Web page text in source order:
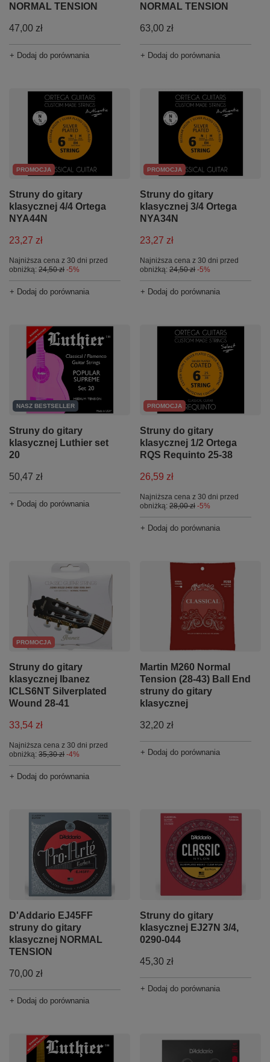
NORMAL TENSION
47,00 zł
+ Dodaj do porównania
NORMAL TENSION
63,00 zł
+ Dodaj do porównania
PROMOCJA
Struny do gitary
klasycznej 4/4 Ortega
NYA44N
23,27 zł
Najniższa cena z 30 dni przed
obniżką: 24,50 zł -5%
+ Dodaj do porównania
PROMOCJA
Struny do gitary
klasycznej 3/4 Ortega
NYA34N
23,27 zł
Najniższa cena z 30 dni przed
obniżką: 24,50 zł -5%
+ Dodaj do porównania
NASZ BESTSELLER
Struny do gitary
klasycznej Luthier set
20
50,47 zł
+ Dodaj do porównania
PROMOCJA
Struny do gitary
klasycznej 1/2 Ortega
RQS Requinto 25-38
26,59 zł
Najniższa cena z 30 dni przed
obniżką: 28,00 zł -5%
+ Dodaj do porównania
PROMOCJA
Struny do gitary
klasycznej Ibanez
ICLS6NT Silverplated
Wound 28-41
33,54 zł
Najniższa cena z 30 dni przed
obniżką: 35,30 zł -4%
+ Dodaj do porównania
Martin M260 Normal
Tension (28-43) Ball End
struny do gitary
klasycznej
32,20 zł
+ Dodaj do porównania
D'Addario EJ45FF
struny do gitary
klasycznej NORMAL
TENSION
70,00 zł
+ Dodaj do porównania
Struny do gitary
klasycznej EJ27N 3/4,
0290-044
45,30 zł
+ Dodaj do porównania